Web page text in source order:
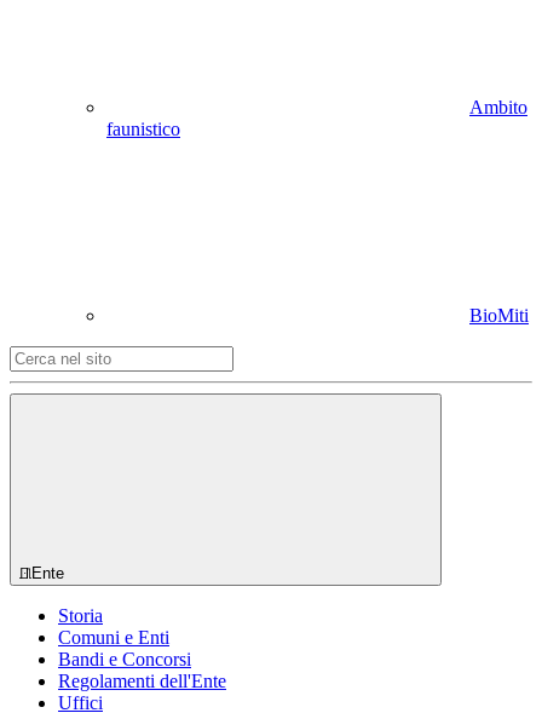
Ambito
faunistico
BioMiti
Ente
Storia
Comuni e Enti
Bandi e Concorsi
Regolamenti dell'Ente
Uffici